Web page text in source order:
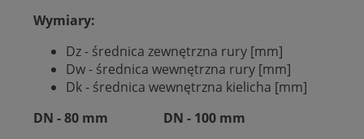
Wymiary:
Dz - średnica zewnętrzna rury [mm]
Dw - średnica wewnętrzna rury [mm]
Dk - średnica wewnętrzna kielicha [mm]
DN - 80 mm DN - 100 mm